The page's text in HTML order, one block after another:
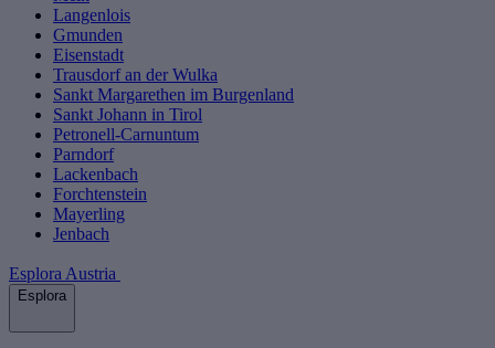
Langenlois
Gmunden
Eisenstadt
Trausdorf an der Wulka
Sankt Margarethen im Burgenland
Sankt Johann in Tirol
Petronell-Carnuntum
Parndorf
Lackenbach
Forchtenstein
Mayerling
Jenbach
Esplora Austria
Esplora